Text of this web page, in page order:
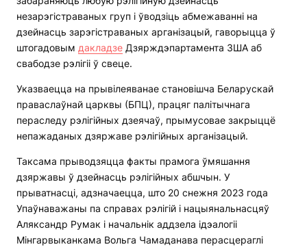
незарэгістраваных груп і ўводзіць абмежаванні на
дзейнасць зарэгістраваных арганізацый, гаворыцца ў
штогадовым дакладзе Дзярждэпартамента ЗША аб
свабодзе рэлігіі ў свеце.
Указваецца на прывілеяванае становішча Беларускай
праваслаўнай царквы (БПЦ), працяг палітычнага
пераследу рэлігійных дзеячаў, прымусовае закрыццё
непажаданых дзяржаве рэлігійных арганізацый.
Таксама прыводзяцца факты прамога ўмяшання
дзяржавы ў дзейнасць рэлігійных абшчын. У
прыватнасці, адзначаецца, што 20 снежня 2023 года
Упаўнаважаны па справах рэлігій і нацыянальнасцяў
Аляксандр Румак і начальнік аддзела ідэалогіі
Мінгарвыканкама Вольга Чамаданава перасцераглі